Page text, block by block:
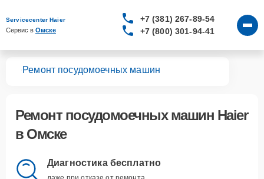
Servicecenter Haier
Сервис в Омске
+7 (381) 267-89-54
+7 (800) 301-94-41
Ремонт посудомоечных машин
Ремонт посудомоечных машин Haier
в Омске
Диагностика бесплатно